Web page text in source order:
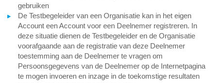
gebruiken
De Testbegeleider van een Organisatie kan in het eigen
Account een Account voor een Deelnemer registreren. In
deze situatie dienen de Testbegeleider en de Organisatie
voorafgaande aan de registratie van deze Deelnemer
toestemming aan de Deelnemer te vragen om
Persoonsgegevens van de Deelnemer op de Internetpagina
te mogen invoeren en inzage in de toekomstige resultaten